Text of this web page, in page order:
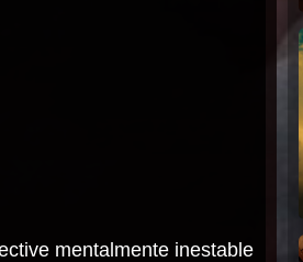
mentalmente inestable